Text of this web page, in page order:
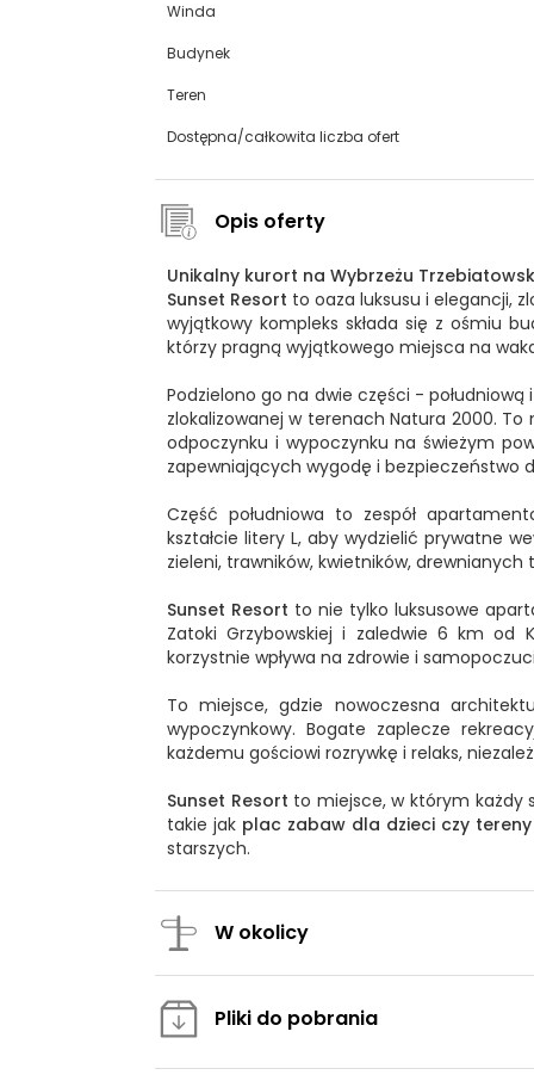
Winda
Budynek
Teren
Dostępna/całkowita liczba ofert
Opis oferty
Unikalny kurort na Wybrzeżu
Sunset Resort to oaza luksusu i elegancji,
wyjątkowy kompleks składa się z ośmiu
którzy pragną wyjątkowego miejsca na
Podzielono go na dwie części -
zlokalizowanej w terenach Natura 2000.
odpoczynku i wypoczynku na świeżym
zapewniających wygodę i bezpieczeństwo
Część południowa to zespół
kształcie litery L, aby wydzielić prywatne
zieleni, trawników, kwietników,
Sunset Resort to nie tylko luksusowe
Zatoki Grzybowskiej i zaledwie 6 km od
korzystnie wpływa na zdrowie i
To miejsce, gdzie nowoczesna
wypoczynkowy. Bogate zaplecze
każdemu gościowi rozrywkę i relaks,
Sunset Resort to miejsce, w którym każdy
takie jak plac zabaw dla dzieci czy
starszych.
W okolicy
Pliki do pobrania